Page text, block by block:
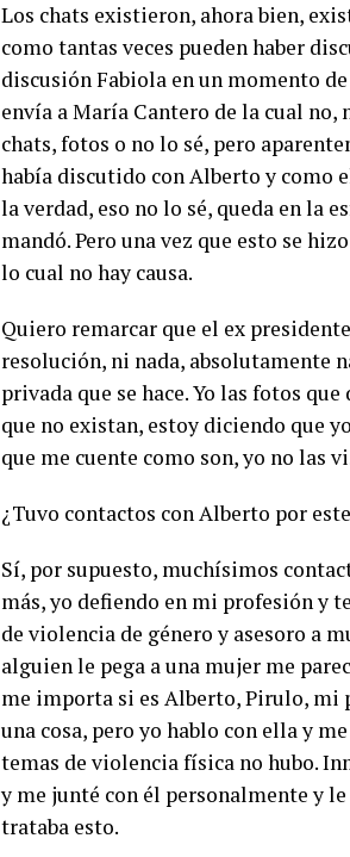
Los chats existieron, ahora bien,
como tantas veces pueden haber
discusión Fabiola en un momento
envía a María Cantero de la cual
chats, fotos o no lo sé, pero
había discutido con Alberto y como
la verdad, eso no lo sé, queda en la
mandó. Pero una vez que esto se
lo cual no hay causa.
Quiero remarcar que el ex
resolución, ni nada, absolutamente
privada que se hace. Yo las fotos
que no existan, estoy diciendo que
que me cuente como son, yo no las
¿Tuvo contactos con Alberto por
Sí, por supuesto, muchísimos
más, yo defiendo en mi profesión y
de violencia de género y asesoro a
alguien le pega a una mujer me
me importa si es Alberto, Pirulo, mi
una cosa, pero yo hablo con ella y
temas de violencia física no hubo.
y me junté con él personalmente y
trataba esto.